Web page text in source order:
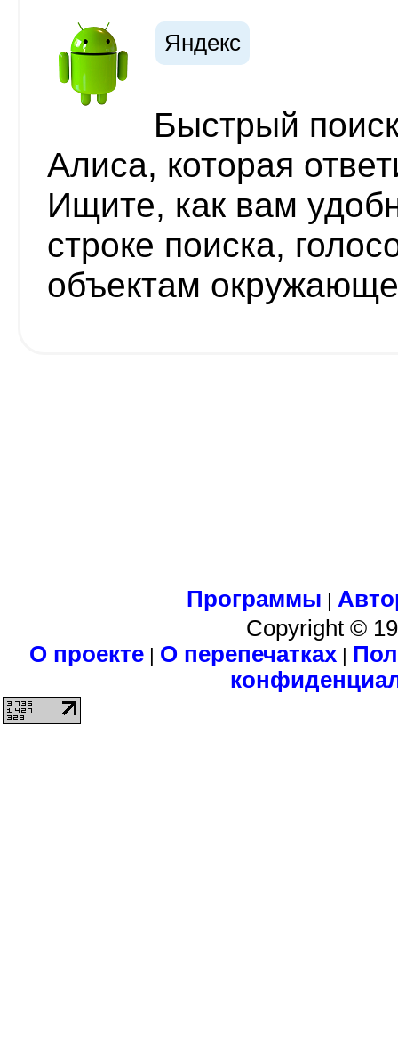
Яндекс
Быстрый
Алиса, которая
Ищите, как вам
строке поиска,
объектам
Программы |
Copyright ©
О проекте| О перепечатках|